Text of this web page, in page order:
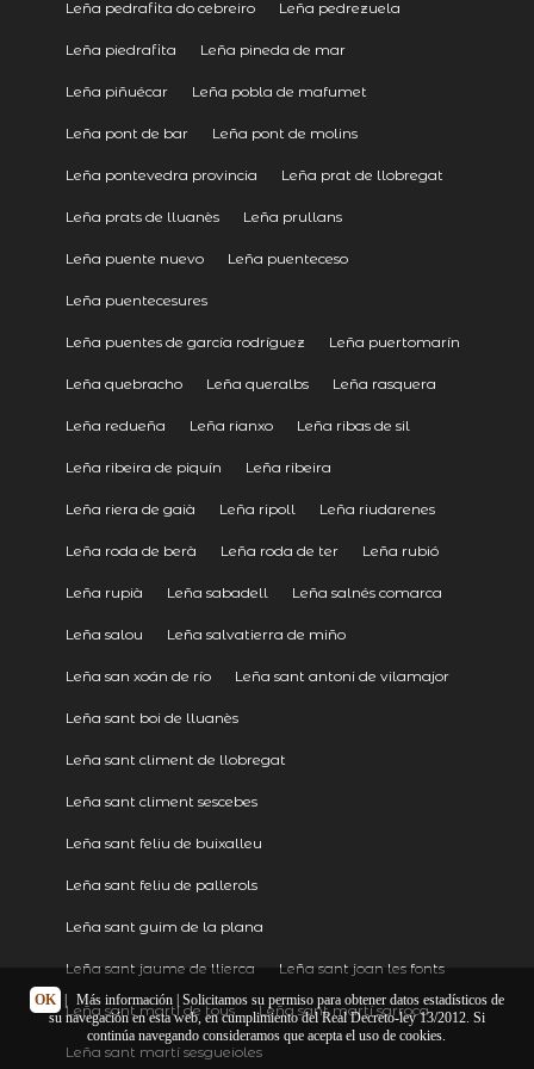
Leña pedrafita do cebreiro Leña pedrezuela
Leña piedrafita Leña pineda de mar
Leña piñuécar Leña pobla de mafumet
Leña pont de bar Leña pont de molins
Leña pontevedra provincia Leña prat de llobregat
Leña prats de lluanès Leña prullans
Leña puente nuevo Leña puenteceso
Leña puentecesures
Leña puentes de garcía rodríguez Leña puertomarín
Leña quebracho Leña queralbs Leña rasquera
Leña redueña Leña rianxo Leña ribas de sil
Leña ribeira de piquín Leña ribeira
Leña riera de gaià Leña ripoll Leña riudarenes
Leña roda de berà Leña roda de ter Leña rubió
Leña rupià Leña sabadell Leña salnés comarca
Leña salou Leña salvatierra de miño
Leña san xoán de río Leña sant antoni de vilamajor
Leña sant boi de lluanès
Leña sant climent de llobregat
Leña sant climent sescebes
Leña sant feliu de buixalleu
Leña sant feliu de pallerols
Leña sant guim de la plana
Leña sant jaume de llierca Leña sant joan les fonts
Leña sant martí de tous Leña sant martí sarroca
Leña sant martí sesgueioles
OK Más información| Solicitamos su permiso para obtener datos estadísticos de
su navegación en esta web, en cumplimiento del Real Decreto-ley 13/2012. Si
continúa navegando consideramos que acepta el uso de cookies.